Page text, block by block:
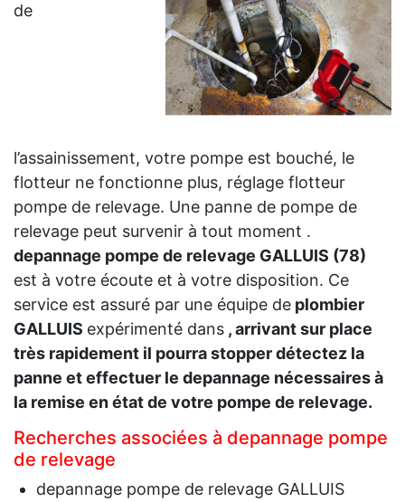
de
l’assainissement, votre pompe est bouché, le
flotteur ne fonctionne plus, réglage flotteur
pompe de relevage. Une panne de pompe de
relevage peut survenir à tout moment .
depannage pompe de relevage GALLUIS (78)
est à votre écoute et à votre disposition. Ce
service est assuré par une équipe de plombier
GALLUIS expérimenté dans , arrivant sur place
très rapidement il pourra stopper détectez la
panne et effectuer le depannage nécessaires à
la remise en état de votre pompe de relevage.
Recherches associées à depannage pompe
de relevage
depannage pompe de relevage GALLUIS